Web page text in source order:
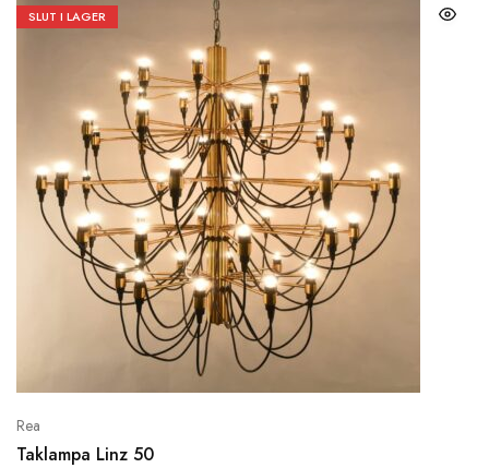
SLUT I LAGER
Rea
Taklampa Linz 50